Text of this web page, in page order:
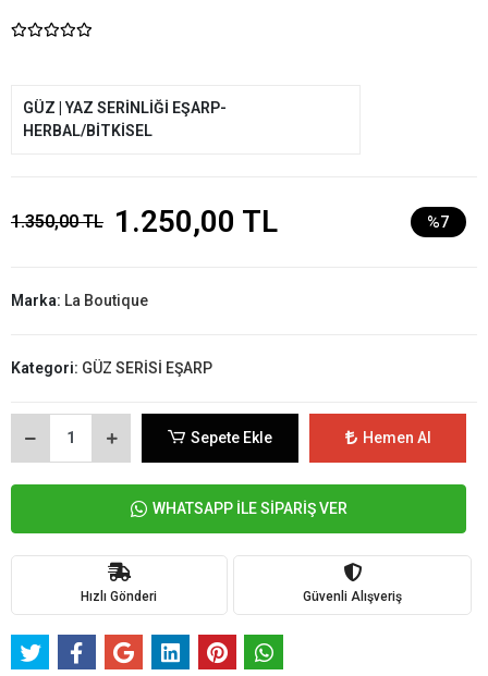
GÜZ | YAZ SERİNLİĞİ EŞARP-
HERBAL/BİTKİSEL
1.350,00 TL 1.250,00 TL %7
Marka: La Boutique
Kategori: GÜZ SERİSİ EŞARP
Sepete Ekle Hemen Al
WHATSAPP İLE SİPARİŞ VER
Hızlı Gönderi Güvenli Alışveriş